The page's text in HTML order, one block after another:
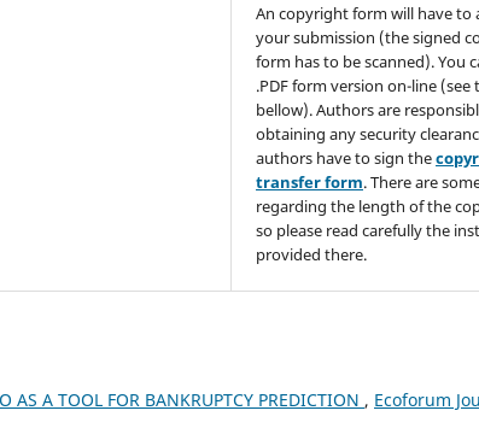
An copyright form will have to
your submission (the signed
form has to be scanned). You
.PDF form version on-line (see
bellow). Authors are
obtaining any security
authors have to sign the
transfer form. There are
regarding the length of the
so please read carefully the
provided there.
AS A TOOL FOR BANKRUPTCY PREDICTION , Ecoforum